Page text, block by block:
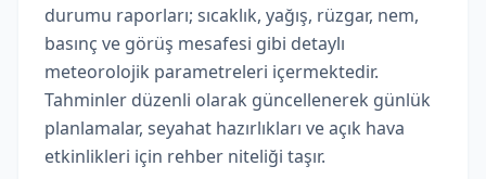
durumu raporları; sıcaklık, yağış, rüzgar, nem,
basınç ve görüş mesafesi gibi detaylı
meteorolojik parametreleri içermektedir.
Tahminler düzenli olarak güncellenerek günlük
planlamalar, seyahat hazırlıkları ve açık hava
etkinlikleri için rehber niteliği taşır.